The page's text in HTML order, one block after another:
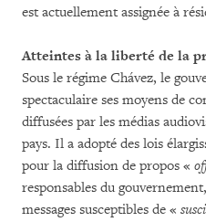
est actuellement assignée à
Atteintes à la liberté de la
Sous le régime Chávez, le
spectaculaire ses moyens de
diffusées par les médias
pays. Il a adopté des lois
pour la diffusion de propos «
responsables du
messages susceptibles de «